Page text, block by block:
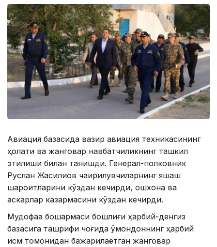
Авиация базасида вазир авиация техникасининг
ҳолати ва жанговар навбатчиликнинг ташкил
этилиши билан танишди. Генерал-полковник
Руслан Жақсилиқов чақирилувчиларнинг яшаш
шароитларини кўздан кечирди, ошхона ва
аскарлар казармасини кўздан кечирди.
Мудофаа бошқармаси бошлиғи ҳарбий-денгиз
базасига ташрифи чоғида қўмондоннинг ҳарбий
қисм томонидан бажарилаётган жанговар